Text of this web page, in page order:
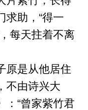
求助，“得一
每天拄着不离
是从他居住
不由诗兴大
：“曾家紫竹君